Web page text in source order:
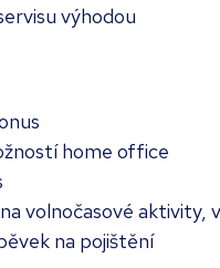
výhodou
home office
volnočasové aktivity,
na pojištění